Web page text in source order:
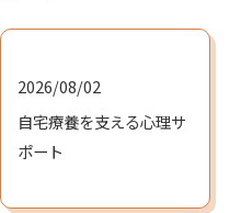
2026/08/02
自宅療養を支える心理サ
ポート